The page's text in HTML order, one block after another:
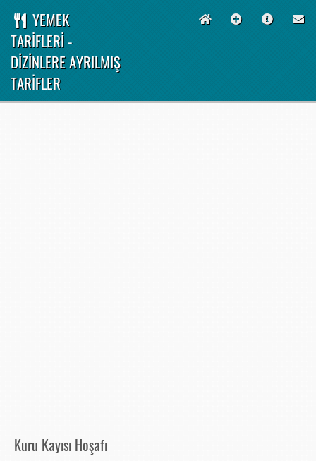
YEMEK
TARİFLERİ -
DİZİNLERE AYRILMIŞ
TARİFLER
Kuru Kayısı Hoşafı